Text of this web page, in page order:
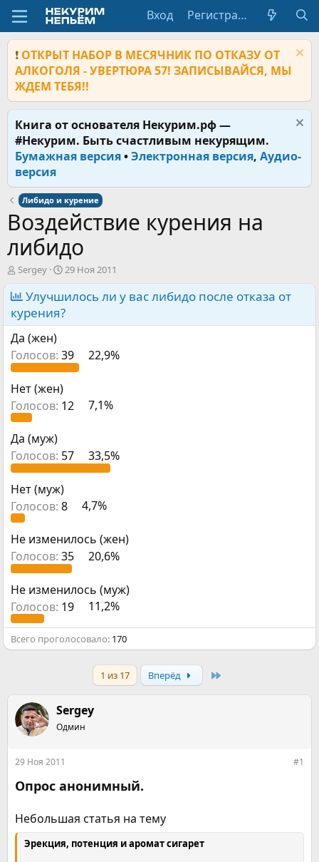
Вход Регистрация
❗ ОТКРЫТ НАБОР В МЕСЯЧНИК ПО ОТКАЗУ ОТ
АЛКОГОЛЯ - УВЕРТЮРА 57! ЗАПИСЫВАЙСЯ, МЫ
ЖДЕМ ТЕБЯ!!
Книга от основателя Некурим.рф —
#Некурим. Быть счастливым некурящим.
Бумажная версия•Электронная версия, Аудио-
версия
Либидо и курение
Воздействие курения на
либидо
А
в
т
р
т
е
м
ы
Sergey
Д
а
т
а
а
л
29 Ноя 2011
Улучшилось ли у вас либидо после отказа от
курения?
Да (жен)
Голосов: 39 22,9%
Нет (жен)
Голосов: 12 7,1%
Да (муж)
Голосов: 57 33,5%
Нет (муж)
Голосов: 8 4,7%
Не изменилось (жен)
Голосов: 35 20,6%
Не изменилось (муж)
Голосов: 19 11,2%
Всего проголосовало 170
1 из 17 Вперёд
Sergey
Одмин
29 Ноя 2011 #1
Опрос анонимный.
Небольшая статья на тему
Эрекция, потенция и аромат сигарет